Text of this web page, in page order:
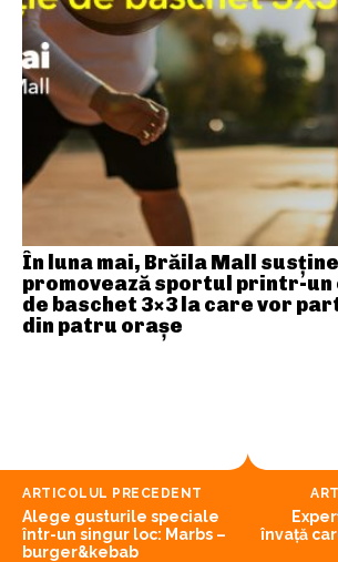
În luna mai, Brăila Mall
promovează sportul printr-un
de baschet 3×3 la care vor
din patru orașe
ARTICOLUL PRECEDENT
Alege gusturile speciale
într-un singur loc: Marbs –
burger&kebab
învață